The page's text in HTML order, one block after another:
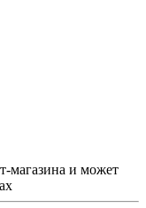
магазина и может